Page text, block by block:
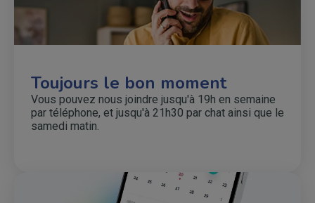
Toujours le bon moment
Vous pouvez nous joindre jusqu'à 19h en semaine
par téléphone, et jusqu'à 21h30 par chat ainsi que le
samedi matin.